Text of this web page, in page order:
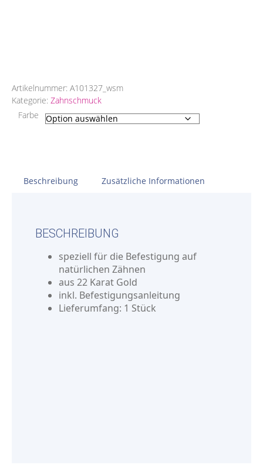
Artikelnummer: A101327_wsm
Kategorie: Zahnschmuck
Farbe
Beschreibung Zusätzliche Informationen
BESCHREIBUNG
speziell für die Befestigung auf
natürlichen Zähnen
aus 22 Karat Gold
inkl. Befestigungsanleitung
Lieferumfang: 1 Stück